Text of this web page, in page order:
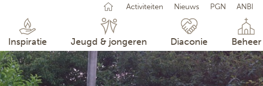
GEEN FAVORIETEN
U kunt activiteiten bewaren door op het
Activiteiten Nieuws PGN ANBI
Inspiratie Jeugd & jongeren Diaconie Beheer